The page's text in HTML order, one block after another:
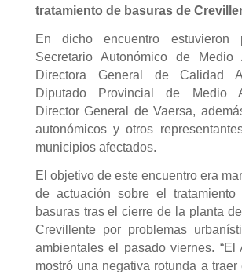
tratamiento de basuras de
En dicho encuentro estuvieron
Secretario Autonómico de Medio
Directora General de Calidad
Diputado Provincial de Medio
Director General de Vaersa,
autonómicos y otros
municipios afectados.
El objetivo de este encuentro era
de actuación sobre el
basuras tras el cierre de la planta
Crevillente por problemas
ambientales el pasado viernes. “El
mostró una negativa rotunda a traer